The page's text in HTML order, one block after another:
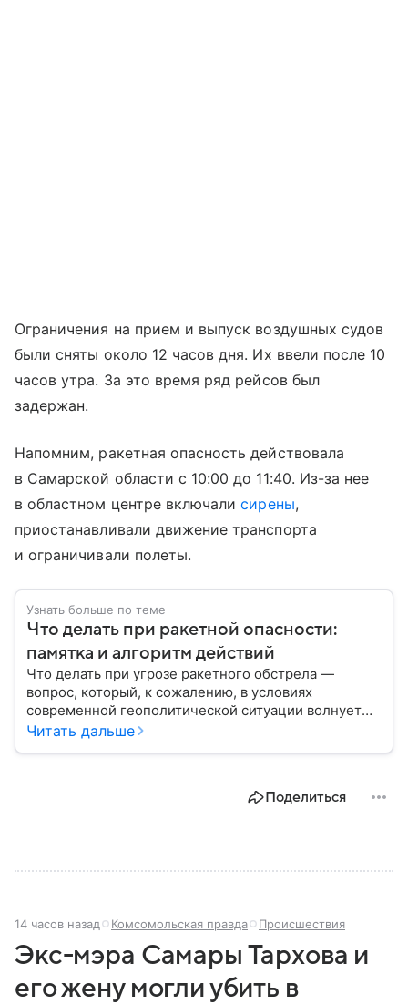
Ограничения на прием и выпуск воздушных судов
были сняты около 12 часов дня. Их ввели после 10
часов утра. За это время ряд рейсов был
задержан.
Напомним, ракетная опасность действовала
в Самарской области с 10:00 до 11:40. Из-за нее
в областном центре включалисирены,
приостанавливали движение транспорта
и ограничивали полеты.
Узнать больше по теме
Что делать при ракетной опасности:
памятка и алгоритм действий
Что делать при угрозе ракетного обстрела —
вопрос, который, к сожалению, в условиях
современной геополитической ситуации волнует
все больше людей. В материале мы рассказываем,
Читать дальше
Поделиться
14 часов назад Комсомольская правда Происшествия
Экс-мэра Самары Тархова и
его жену могли убить в